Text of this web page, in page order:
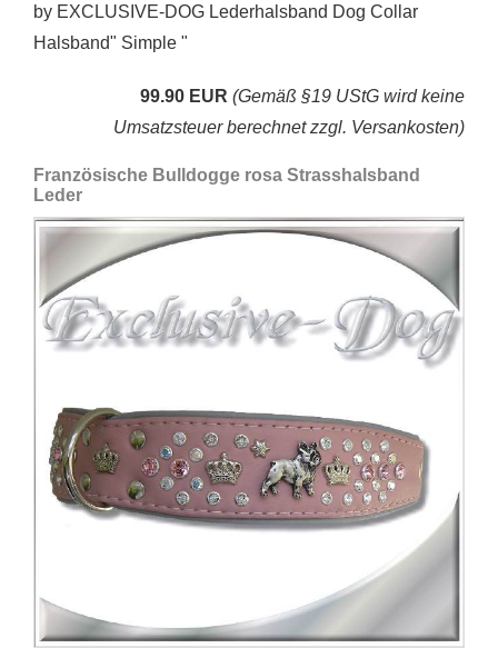
by EXCLUSIVE-DOG Lederhalsband Dog Collar
Halsband" Simple "
99.90 EUR (Gemäß §19 UStG wird keine
Umsatzsteuer berechnet zzgl. Versankosten)
Französische Bulldogge rosa Strasshalsband
Leder